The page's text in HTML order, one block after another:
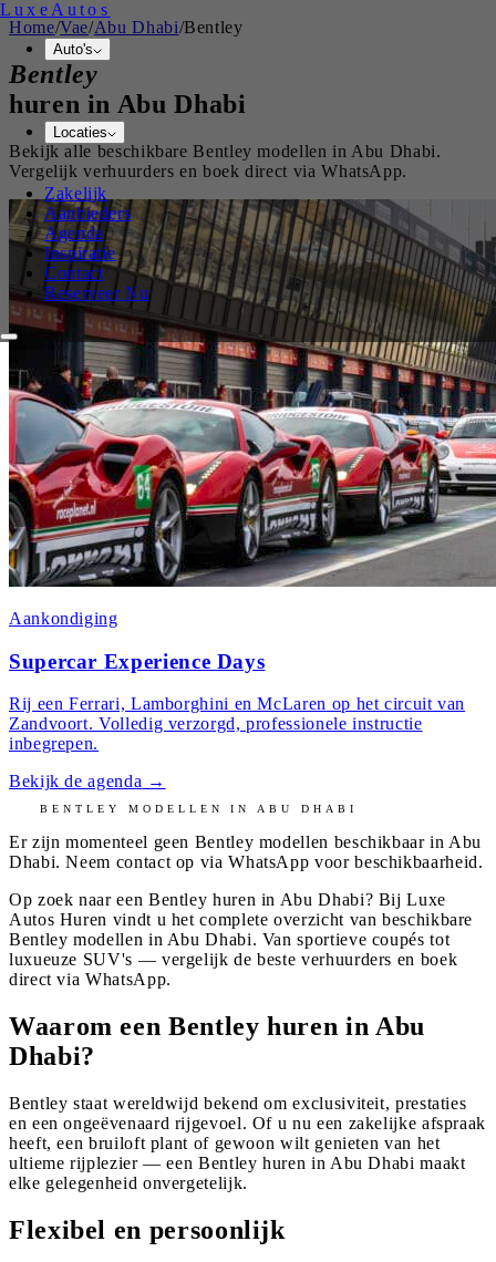
Luxe Autos
Auto's
Locaties
Zakelijk
Aanbieders
Agenda
Inspiratie
Contact
Reserveer Nu
Home/Vae/Abu Dhabi/Bentley
Bentley
huren in Abu Dhabi
Bekijk alle beschikbareBentley modellen in Abu Dhabi.
Vergelijk verhuurders en boek direct via WhatsApp.
Aankondiging
Supercar Experience Days
Rij een Ferrari, Lamborghini en McLaren op het circuit van
Zandvoort. Volledig verzorgd, professionele instructie
inbegrepen.
Bekijk de agenda →
BENTLEY MODELLEN IN ABU DHABI
Er zijn momenteel geen Bentley modellen beschikbaar in Abu
Dhabi. Neem contact op via WhatsApp voor beschikbaarheid.
Op zoek naar een Bentley huren in Abu Dhabi? Bij Luxe
Autos Huren vindt u het complete overzicht van beschikbare
Bentley modellen in Abu Dhabi. Van sportieve coupés tot
luxueuze SUV's — vergelijk de beste verhuurders en boek
direct via WhatsApp.
Waarom een Bentley huren in Abu
Dhabi?
Bentley staat wereldwijd bekend om exclusiviteit, prestaties
en een ongeëvenaard rijgevoel. Of u nu een zakelijke afspraak
heeft, een bruiloft plant of gewoon wilt genieten van het
ultieme rijplezier — een Bentley huren in Abu Dhabi maakt
elke gelegenheid onvergetelijk.
Flexibel en persoonlijk